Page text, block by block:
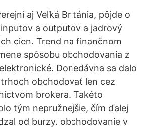
aj Veľká Británia, pôjde o
a outputov a jadrový
cien. Trend na finančnom
spôsobu obchodovania z
Donedávna sa dalo
obchodovať len cez
brokera. Takéto
tým nepružnejšie, čím ďalej
od burzy. obchodovanie v